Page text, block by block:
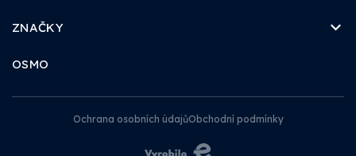
ZNAČKY
OSMO
Ochrana osobních údajůObchodní podmínky